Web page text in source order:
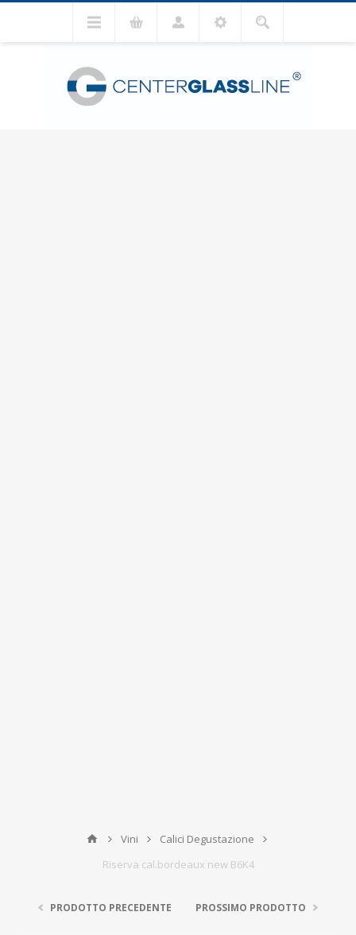
Vini
Calici Degustazione
Riserva cal.bordeaux new B6K4
PRODOTTO PRECEDENTE PROSSIMO PRODOTTO